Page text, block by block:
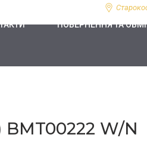
ПОВЕРНЕННЯ ТА
W/N